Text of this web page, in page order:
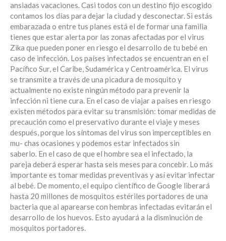
ansiadas vacaciones. Casi todos con un destino fijo escogido
contamos los días para dejar la ciudad y desconectar. Si estás
embarazada o entre tus planes está el de formar una familia
tienes que estar alerta por las zonas afectadas por el virus
Zika que pueden poner en riesgo el desarrollo de tu bebé en
caso de infección. Los países infectados se encuentran en el
Pacífico Sur, el Caribe, Sudamérica y Centroamérica. El virus
se transmite a través de una picadura de mosquito y
actualmente no existe ningún método para prevenir la
infección ni tiene cura. En el caso de viajar a países en riesgo
existen métodos para evitar su transmisión: tomar medidas de
precaución como el preservativo durante el viaje y meses
después, porque los síntomas del virus son imperceptibles en
mu- chas ocasiones y podemos estar infectados sin
saberlo. En el caso de que el hombre sea el infectado, la
pareja deberá esperar hasta seis meses para concebir. Lo más
importante es tomar medidas preventivas y así evitar infectar
al bebé. De momento, el equipo científico de Google liberará
hasta 20 millones de mosquitos estériles portadores de una
bacteria que al aparearse con hembras infectadas evitarán el
desarrollo de los huevos. Esto ayudará a la disminución de
mosquitos portadores.